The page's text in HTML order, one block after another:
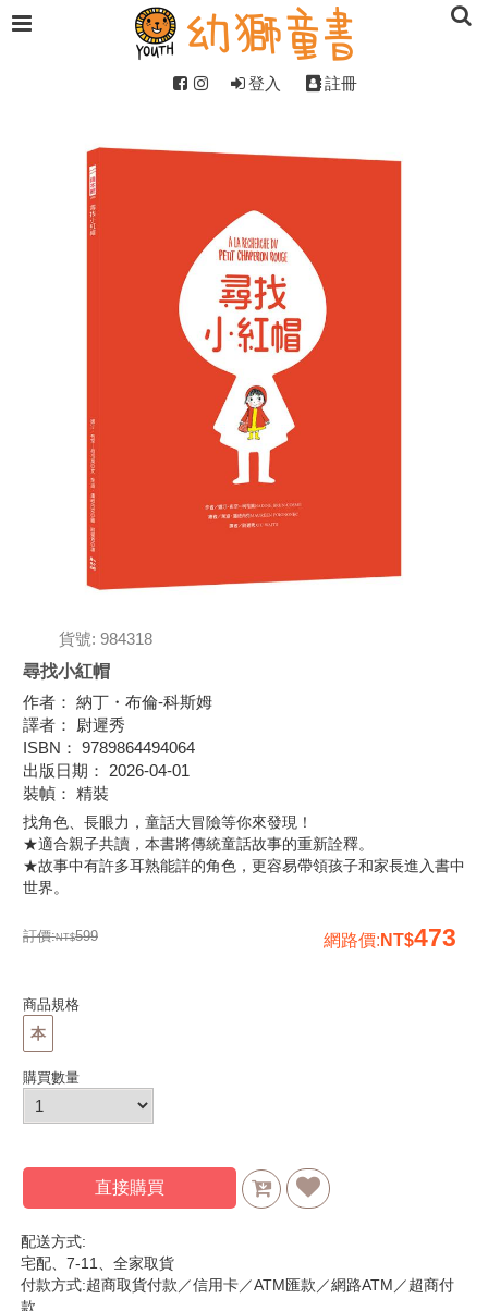
登入 註冊
貨號: 984318
尋找小紅帽
作者： 納丁・布倫-科斯姆
譯者：
尉遲秀
ISBN ： 9789864494064
出版日期 ：
2026-04-01
裝幀： 精裝
找角色、長眼力，童話大冒險等你來發現！
★適合親子共讀，本書將傳統童話故事的重新詮釋。
★故事中有許多耳熟能詳的角色，更容易帶領孩子和家長進入書中
世界。
訂價: 599 網路價: 473
商品規格
本
購買數量
直接購買
配送方式:
宅配、7-11、全家取貨
付款方式:超商取貨付款／信用卡／ATM匯款／網路ATM／超商付
款